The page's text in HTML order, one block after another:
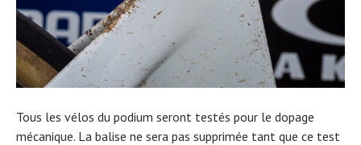
Tous les vélos du podium seront testés pour le dopage
mécanique. La balise ne sera pas supprimée tant que ce test